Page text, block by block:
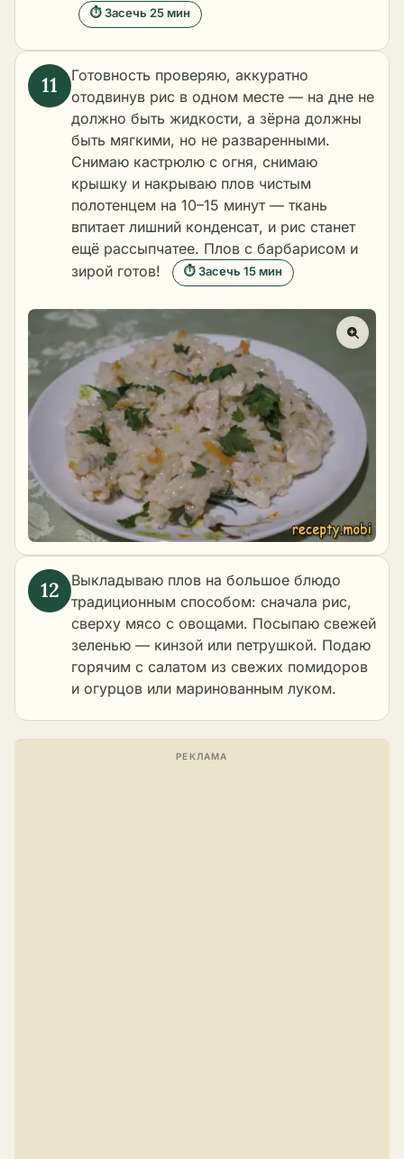
⏱ Засечь 25 мин
Готовность проверяю, аккуратно
отодвинув рис в одном месте — на дне не
должно быть жидкости, а зёрна должны
быть мягкими, но не разваренными.
Снимаю кастрюлю с огня, снимаю
крышку и накрываю плов чистым
полотенцем на 10–15 минут — ткань
впитает лишний конденсат, и рис станет
ещё рассыпчатее. Плов с барбарисом и
зирой готов!
⏱ Засечь 15 мин
Выкладываю плов на большое блюдо
традиционным способом: сначала рис,
сверху мясо с овощами. Посыпаю свежей
зеленью — кинзой или петрушкой. Подаю
горячим с салатом из свежих помидоров
и огурцов или маринованным луком.